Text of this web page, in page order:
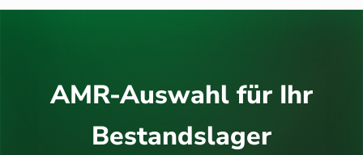
AMR-Auswahl für Ihr
Bestandslager